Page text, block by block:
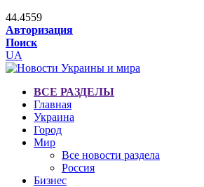
44.4559
Авторизация
Поиск
UA
ВСЕ РАЗДЕЛЫ
Главная
Украина
Город
Мир
Все новости раздела
Россия
Бизнес